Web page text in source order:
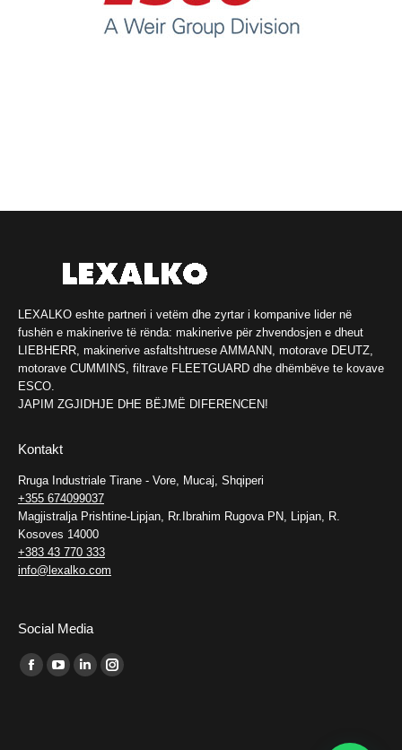
LEXALKO eshte partneri i vetëm dhe zyrtar i kompanive lider në
fushën e makinerive të rënda: makinerive për zhvendosjen e dheut
LIEBHERR, makinerive asfaltshtruese AMMANN, motorave DEUTZ,
motorave CUMMINS, filtrave FLEETGUARD dhe dhëmbëve te kovave
ESCO.
JAPIM ZGJIDHJE DHE BËJMË DIFERENCEN!
Kontakt
Rruga Industriale Tirane - Vore, Mucaj, Shqiperi
+355 674099037
Magjistralja Prishtine-Lipjan, Rr.Ibrahim Rugova PN, Lipjan, R.
Kosoves 14000
+383 43 770 333
info@lexalko.com
Social Media
Find us on:
FacebookYouTubeLinkedinInstagram